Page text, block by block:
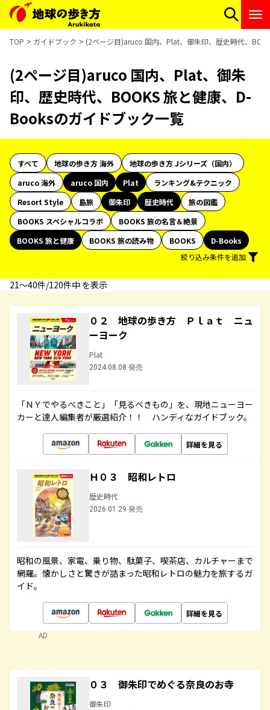
TOP ガイドブック (2ページ目)aruco 国内、Plat、御朱印、歴史時代、
(2ページ目)aruco 国内、Plat、御朱
印、歴史時代、BOOKS 旅と健康、D-
Booksのガイドブック一覧
すべて 地球の歩き方 海外
地球の歩き方 Jシリーズ（国内）
aruco 海外
aruco 国内 Plat
ランキング&テクニック
Resort Style
島旅 御朱印 歴史時代
旅の図鑑
BOOKS スペシャルコラボ
BOOKS 旅の名言＆絶景
BOOKS 旅と健康
BOOKS 旅の読み物 BOOKS
D-Books
絞り込み条件を追加
21〜40件/120件中 を表示
０２ 地球の歩き方 Ｐｌａｔ ニュ
ーヨーク
Plat
2024.08.08 発売
「ＮＹでやるべきこと」「見るべきもの」を、現地ニューヨー
カーと達人編集者が厳選紹介！！ ハンディなガイドブック。
詳細を見る
Ｈ０３ 昭和レトロ
歴史時代
2026.01.29 発売
昭和の風景、家電、乗り物、駄菓子、喫茶店、カルチャーまで
網羅。懐かしさと驚きが詰まった昭和レトロの魅力を旅するガ
イド。
詳細を見る
AD
０３ 御朱印でめぐる奈良のお寺
御朱印